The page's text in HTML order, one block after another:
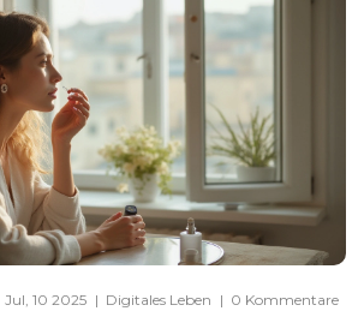
Jul, 10 2025 | Digitales Leben | 0 Kommentare